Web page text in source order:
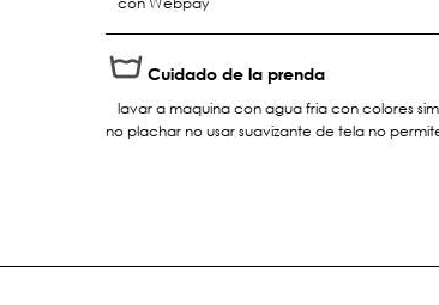
Cuidado de la prenda
lavar a maquina con agua fria con colores
no plachar no usar suavizante de tela no